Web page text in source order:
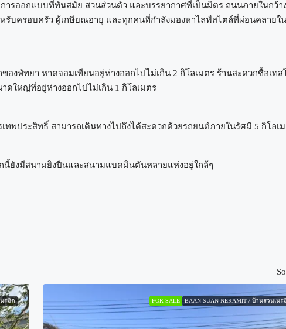
ารออกแบบที่ทันสมัย ​​สวนส่วนตัว และบรรยากาศที่เป็นมิตร ถนนภายในกว้า
รับครอบครัว ผู้เกษียณอายุ และทุกคนที่กำลังมองหาไลฟ์สไตล์ที่ผ่อนคลายใน
งพัทยา หาดจอมเทียนอยู่ห่างออกไปไม่เกิน 2 กิโลเมตร ร้านสะดวกซื้อเทส
ดใหญ่ที่อยู่ห่างออกไปไม่เกิน 1 กิโลเมตร
พประสิทธิ์ สามารถเดินทางไปถึงได้สะดวกด้วยรถยนต์ภายในรัศมี 5 กิโลเ
ยังมีสนามยิงปืนและสนามแบดมินตันหลายแห่งอยู่ใกล้ๆ
นรมิต FOR SALE BAAN SUAN NERAMIT / บ้านสวนเนร